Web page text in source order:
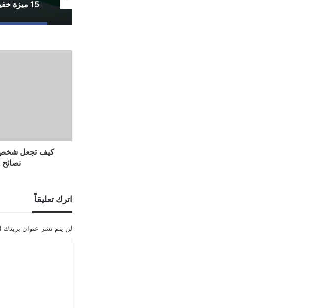
كيف تجعل شخص
اترك تعليقاً
لن يتم نشر عنوان بريدك